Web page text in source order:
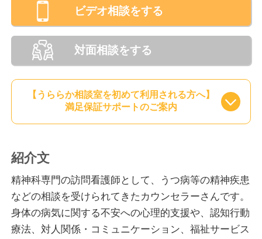
ビデオ相談をする
対面相談をする
【うららか相談室を初めて利用される方へ】
満足保証サポートのご案内
紹介文
精神科専門の訪問看護師として、うつ病等の精神疾患
などの相談を受けられてきたカウンセラーさんです。
身体の病気に関する不安への心理的支援や、認知行動
療法、対人関係・コミュニケーション、福祉サービス